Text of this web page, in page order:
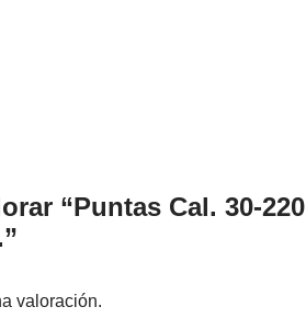
“Puntas Cal. 30-220
valoración.